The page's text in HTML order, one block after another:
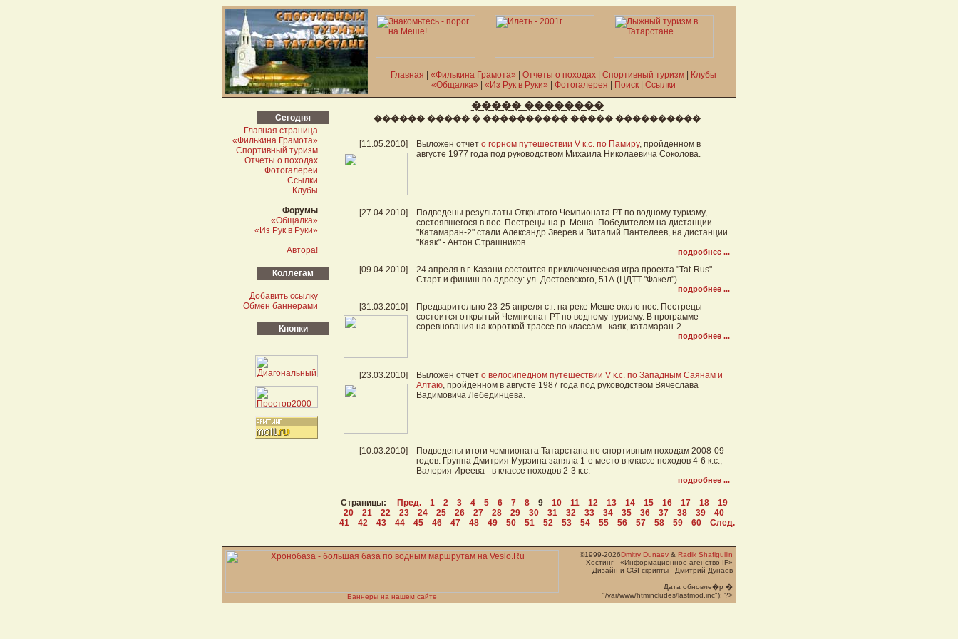
Главная «Филькина Грамота» Отчеты о походах| Спортивный туризм|
Клубы
«Общалка»
«Из Рук в Руки» Фотогалерея Поиск| Ссылки
Сегодня
Главная страница
«Филькина Грамота»
Спортивный туризм
Отчеты о походах
Фотогалереи
Ссылки
Клубы
Форумы
«Общалка»
«Из Рук в Руки»
Автора!
Коллегам
Добавить ссылку
Обмен баннерами
Кнопки
����� ��������
������ ����� � ���������� ����� ����������
[11.05.2010] Выложен отчето горном путешествии V к.с. по Памиру, пройденном в
августе 1977 года под руководством Михаила Николаевича Соколова.
[27.04.2010]
Подведены результаты Открытого Чемпионата РТ по водному туризму,
состоявшегося в пос. Пестрецы на р. Меша. Победителем на дистанции
"Катамаран-2" стали Александр Зверев и Виталий Пантелеев, на дистанции
"Каяк" - Антон Страшников.
подробнее ...
[09.04.2010]
24 апреля в г. Казани состоится приключенческая игра проекта "Tat-Rus".
Старт и финиш по адресу: ул. Достоевского, 51А (ЦДТТ "Факел").
подробнее ...
[31.03.2010]
Предварительно 23-25 апреля с.г. на реке Меше около пос. Пестрецы
состоится открытый Чемпионат РТ по водному туризму. В программе
соревнования на короткой трассе по классам - каяк, катамаран-2.
подробнее ...
[23.03.2010] Выложен отчето велосипедном путешествии V к.с. по Западным Саянам и
Алтаю, пройденном в августе 1987 года под руководством Вячеслава
Вадимовича Лебединцева.
[10.03.2010]
Подведены итоги чемпионата Татарстана по спортивным походам 2008-09
годов. Группа Дмитрия Мурзина заняла 1-е место в классе походов 4-6 к.с.,
Валерия Иреева - в классе походов 2-3 к.с.
подробнее ...
Страницы: Пред. 1 2 3 4 5 6 7 89 10 11 12 13 14 15 16 17 18
19
20
21 22 23 24 25 26 27 28 29 30 31 32 33 34 35 36 37 38 39
40
41
42 43 44 45 46 47 48 49 50 51 52 53 54 55 56 57 58 59 60 След.
Баннеры на нашем сайте
©1999-2026Dmitry Dunaev & Radik Shafigullin
Хостинг - «Информационное агенство IF»
Дизайн и CGI-скрипты - Дмитрий Дунаев
Дата обновле�p �
"/var/www/htmincludes/lastmod.inc"); ?>